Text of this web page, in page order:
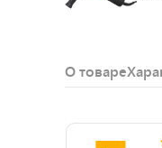
О товаре